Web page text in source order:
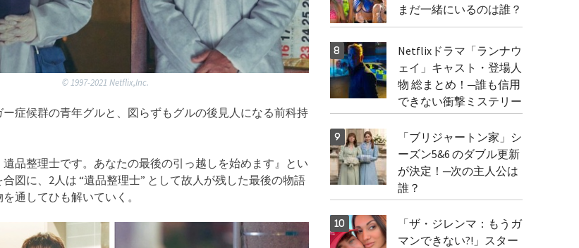
©︎ 1997-2021 Netflix,Inc.
症候群の青年グルと、図らずもグルの後見人になる前科持
遺品整理士です。あなたの最後の引っ越しを始めます』とい
図に、2人は “遺品整理士” として故人が残した最後の物語
通してひも解いていく。
まだ一緒にいるのは誰？
Netflixドラマ「ランナウ
ェイ」キャスト・登場人
物 総まとめ！─誰も信用
できない衝撃ミステリー
「ブリジャートン家」シ
ーズン5&6 のダブル更新
が決定！─次の主人公は
誰？
「ザ・ジレンマ：もうガ
マンできない?!」スター